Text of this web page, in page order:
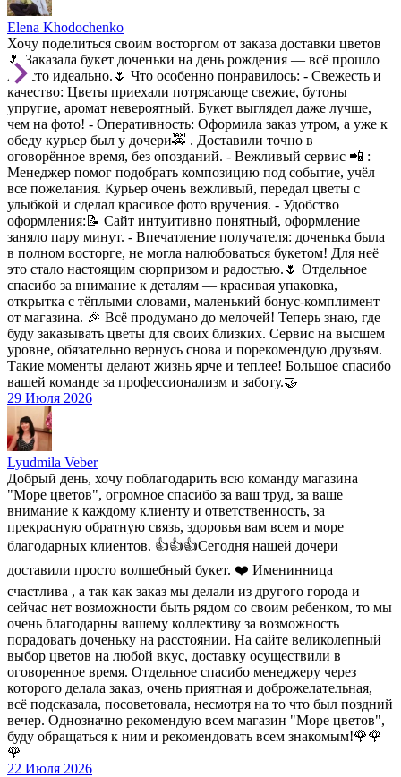
Elena Khodochenko
Хочу поделиться своим восторгом от заказа доставки цветов
🌷 Заказала букет доченьки на день рождения — всё прошло
просто идеально.🌷 Что особенно понравилось: - Свежесть и
качество: Цветы приехали потрясающе свежие, бутоны
упругие, аромат невероятный. Букет выглядел даже лучше,
чем на фото! - Оперативность: Оформила заказ утром, а уже к
обеду курьер был у дочери🚕 . Доставили точно в
оговорённое время, без опозданий. - Вежливый сервис 📲 :
Менеджер помог подобрать композицию под событие, учёл
все пожелания. Курьер очень вежливый, передал цветы с
улыбкой и сделал красивое фото вручения. - Удобство
оформления:📝 Сайт интуитивно понятный, оформление
заняло пару минут. - Впечатление получателя: доченька была
в полном восторге, не могла налюбоваться букетом! Для неё
это стало настоящим сюрпризом и радостью.🌷 Отдельное
спасибо за внимание к деталям — красивая упаковка,
открытка с тёплыми словами, маленький бонус-комплимент
от магазина. 🎉 Всё продумано до мелочей! Теперь знаю, где
буду заказывать цветы для своих близких. Сервис на высшем
уровне, обязательно вернусь снова и порекомендую друзьям.
Такие моменты делают жизнь ярче и теплее! Большое спасибо
вашей команде за профессионализм и заботу.🤝
29 Июля 2026
Lyudmila Veber
Добрый день, хочу поблагодарить всю команду магазина
"Море цветов", огромное спасибо за ваш труд, за ваше
внимание к каждому клиенту и ответственность, за
прекрасную обратную связь, здоровья вам всем и море
благодарных клиентов. 👍👍👍Сегодня нашей дочери
доставили просто волшебный букет. ❤️ Именинница
счастлива , а так как заказ мы делали из другого города и
сейчас нет возможности быть рядом со своим ребенком, то мы
очень благодарны вашему коллективу за возможность
порадовать доченьку на расстоянии. На сайте великолепный
выбор цветов на любой вкус, доставку осуществили в
оговоренное время. Отдельное спасибо менеджеру через
которого делала заказ, очень приятная и доброжелательная,
всё подсказала, посоветовала, несмотря на то что был поздний
вечер. Однозначно рекомендую всем магазин "Море цветов",
буду обращаться к ним и рекомендовать всем знакомым!🌹🌹
🌹
22 Июля 2026